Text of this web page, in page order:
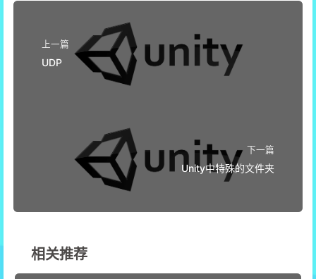
上一篇
UDP
下一篇
Unity中特殊的文件夹
相关推荐